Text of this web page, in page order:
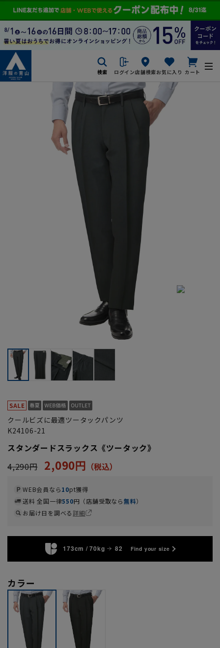
検索 ログイン店舗検索お気に入り カート
クールビズに最適ツータックパンツ
K24106-21
スタンダードスラックス《ツータック》
4,290円 2,090円
WEB会員なら10pt獲得
送料 全国一律550円（店舗受取なら無料）
お届け日を調べる詳細
173cm / 70kg 82 Find your size
カラー